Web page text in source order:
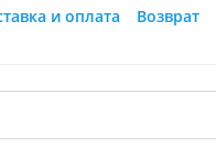
и оплата Возврат